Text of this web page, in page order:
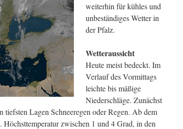
weiterhin für kühles und
unbeständiges Wetter in
der Pfalz.
Wetteraussicht
Heute meist bedeckt. Im
Verlauf des Vormittags
leichte bis mäßige
Niederschläge. Zunächst
Lagen Schneeregen oder Regen. Ab dem
zwischen 1 und 4 Grad, in den